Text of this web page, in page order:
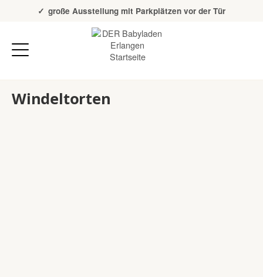
Über 20 Jahre Erfahrung
große Ausstellung mit Parkplätzen vor der Tür
Windeltorten